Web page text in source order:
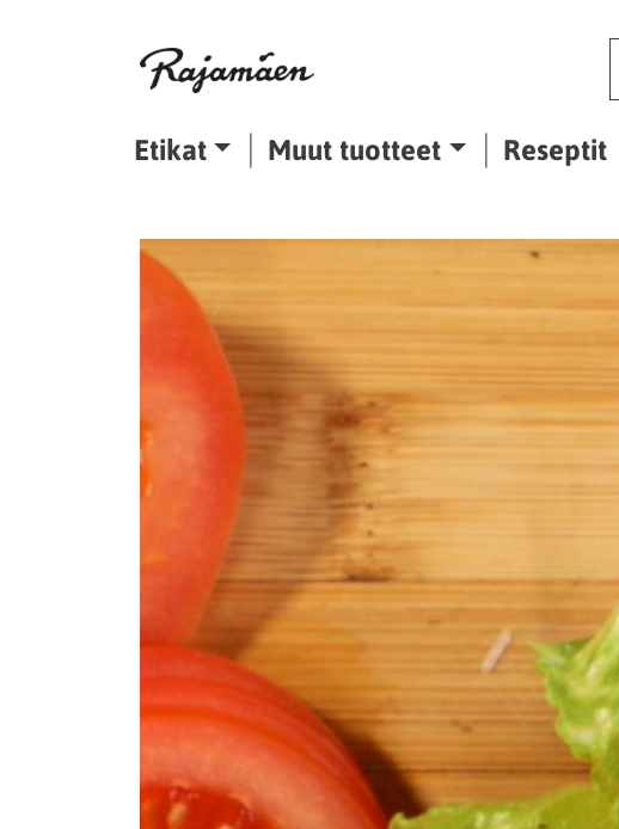
Etikat Muut tuotteet Reseptit